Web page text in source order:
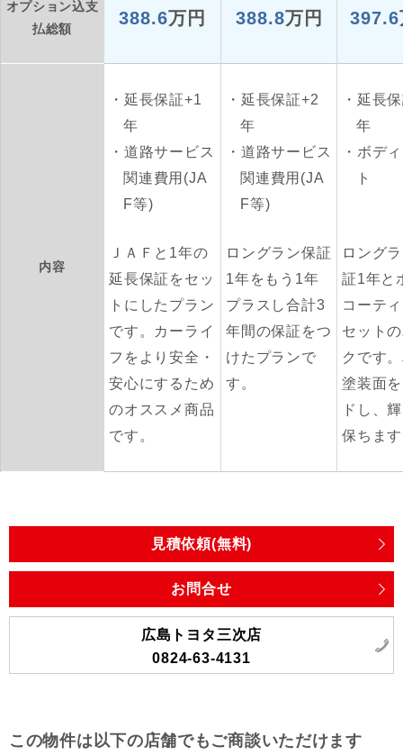
オプション込支
払総額
388.6万円 388.8万円 397.6
内容
延長保証+1
年
道路サービス
関連費用(JA
F等)
延長保証+2
年
道路サービス
関連費用(JA
F等)
延長
年
ボデ
ト
ＪＡＦと1年の
延長保証をセッ
トにしたプラン
です。カーライ
フをより安全・
安心にするため
のオススメ商品
です。
ロングラン保証
1年をもう1年
プラスし合計3
年間の保証をつ
けたプランで
す。
ロング
証1年と
コーテ
セット
クです
塗装面
ドし、
保ちま
見積依頼(無料)
お問合せ
広島トヨタ三次店
0824-63-4131
この物件は以下の店舗でもご商談いただけます